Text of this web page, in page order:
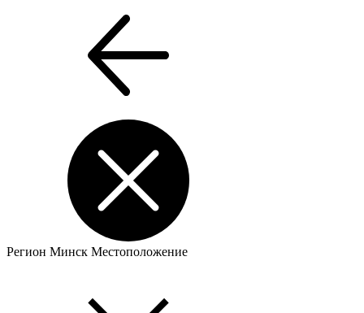
Регион Минск Местоположение